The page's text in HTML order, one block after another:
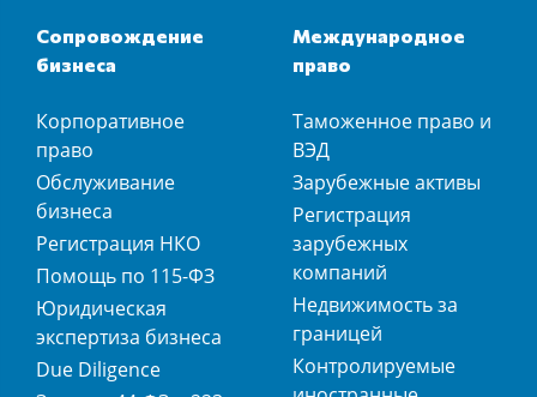
Сопровождение
бизнеса
Корпоративное
право
Обслуживание
бизнеса
Регистрация НКО
Помощь по 115-ФЗ
Юридическая
экспертиза бизнеса
Due Diligence
Международное
право
Таможенное право и
ВЭД
Зарубежные активы
Регистрация
зарубежных
компаний
Недвижимость за
границей
Контролируемые